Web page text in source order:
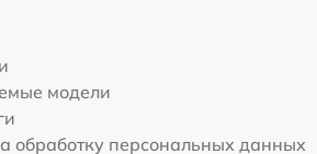
модели
обработку персональных данных